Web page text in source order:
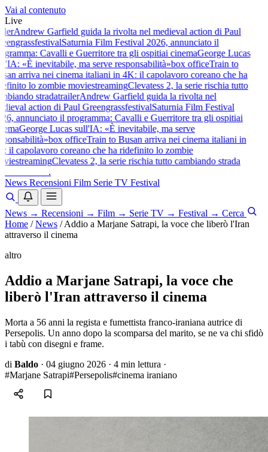
Vai al contenuto
Live
Andrew Garfield guida la rivolta nel medieval action di Paul
festivalSaturnia Film Festival 2026, annunciato il
Cavalli e Guerritore tra gli ospitiai cinemaGeorge Lucas
«È inevitabile, ma serve responsabilità»box officeTrain to
arriva nei cinema italiani in 4K: il capolavoro coreano che ha
lo zombie moviestreamingClevatess 2, la serie rischia tutto
stradatrailerAndrew Garfield guida la rivolta nel
action di Paul GreengrassfestivalSaturnia Film Festival
annunciato il programma: Cavalli e Guerritore tra gli ospitiai
George Lucas sull'IA: «È inevitabile, ma serve
box officeTrain to Busan arriva nei cinema italiani in
il capolavoro coreano che ha ridefinito lo zombie
streamingClevatess 2, la serie rischia tutto cambiando strada
.
News Recensioni Film Serie TV Festival
News → Recensioni → Film → Serie TV → Festival → Cerca
Home / News / Addio a Marjane Satrapi, la voce che liberò l'Iran
attraverso il cinema
altro
Addio a Marjane Satrapi, la voce che
liberò l'Iran attraverso il cinema
Morta a 56 anni la regista e fumettista franco-iraniana autrice di
Persepolis. Un anno dopo la scomparsa del marito, se ne va chi sfidò
i tabù con disegni e frame.
di Baldo · 04 giugno 2026 · 4 min lettura ·
#Marjane Satrapi#Persepolis#cinema iraniano